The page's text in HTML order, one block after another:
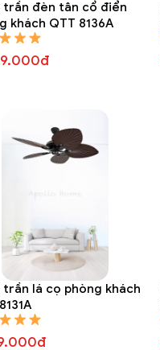
trần đèn tân cổ điển
khách QTT 8136A
trần lá cọ phòng khách